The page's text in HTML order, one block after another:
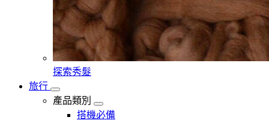
探索秀髮
旅行
產品類別
搭機必備